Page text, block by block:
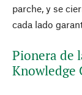
parche, y se
cada lado
Pionera de
Knowledge